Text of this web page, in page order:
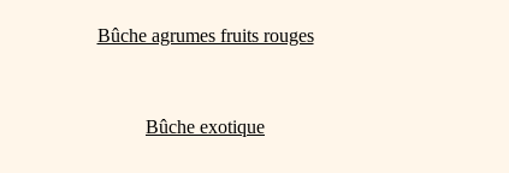
Bûche agrumes fruits rouges
Bûche exotique